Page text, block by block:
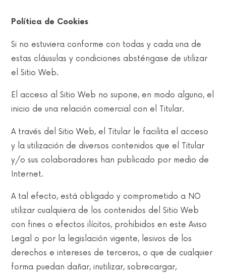
Política de Cookies
Si no estuviera conforme con todas y cada una de
estas cláusulas y condiciones absténgase de utilizar
el Sitio Web.
El acceso al Sitio Web no supone, en modo alguno, el
inicio de una relación comercial con el Titular.
A través del Sitio Web, el Titular le facilita el acceso
y la utilización de diversos contenidos que el Titular
y/o sus colaboradores han publicado por medio de
Internet.
A tal efecto, está obligado y comprometido a NO
utilizar cualquiera de los contenidos del Sitio Web
con fines o efectos ilícitos, prohibidos en este Aviso
Legal o por la legislación vigente, lesivos de los
derechos e intereses de terceros, o que de cualquier
forma puedan dañar, inutilizar, sobrecargar,